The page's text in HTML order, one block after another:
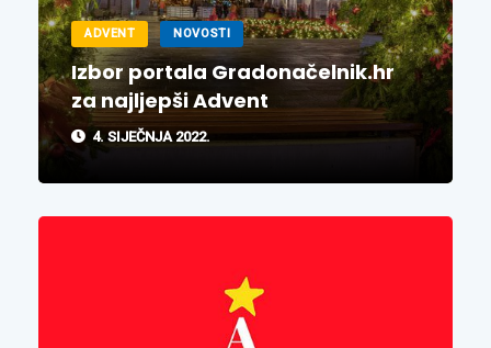
ADVENT NOVOSTI
Izbor portala Gradonačelnik.hr
za najljepši Advent
4. SIJEČNJA 2022.